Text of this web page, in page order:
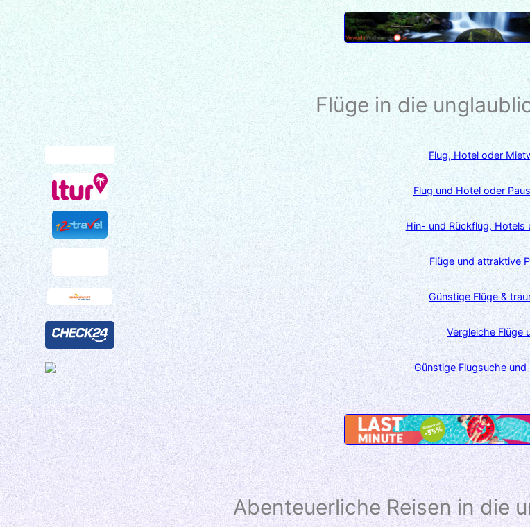
Flüge in die
Flug, Hotel oder
Flug und Hotel oder
Hin- und Rückflug, Hotels
Flüge und attraktive
Günstige Flüge &
Vergleiche Flüge
Günstige Flugsuche und
Abenteuerliche Reisen in die